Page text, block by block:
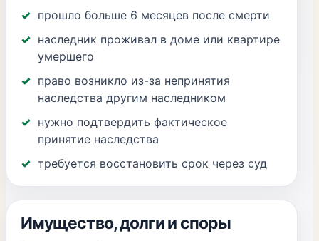
прошло больше 6 месяцев после смерти
наследник проживал в доме или квартире
умершего
право возникло из-за непринятия
наследства другим наследником
нужно подтвердить фактическое
принятие наследства
требуется восстановить срок через суд
Имущество, долги и споры